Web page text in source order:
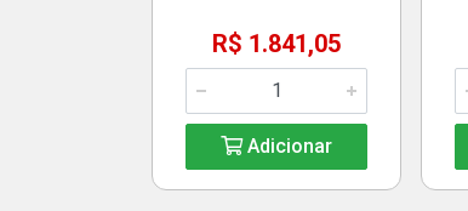
R$ 1.841,05
Adicionar